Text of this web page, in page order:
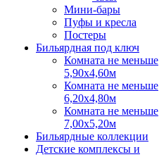
Мини-бары
Пуфы и кресла
Постеры
Бильярдная под ключ
Комната не меньше
5,90х4,60м
Комната не меньше
6,20х4,80м
Комната не меньше
7,00х5,20м
Бильярдные коллекции
Детские комплексы и